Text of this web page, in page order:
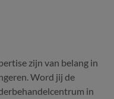
zijn van belang in
Word jij de
in